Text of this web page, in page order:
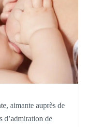
aimante auprès de
d’admiration de